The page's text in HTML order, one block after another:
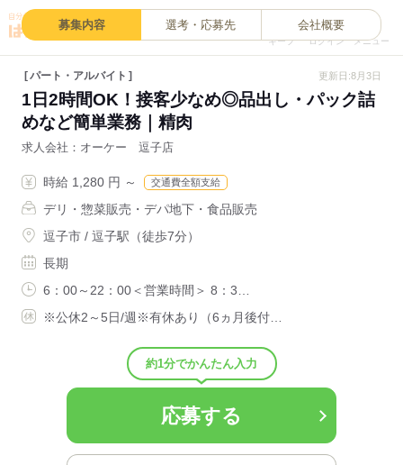
キープ ログイン メニュー
募集内容 選考・応募先 会社概要
パート・アルバイト 更新日:8月3日
1日2時間OK！接客少なめ◎品出し・パック詰
めなど簡単業務｜精肉
求人会社 オーケー 逗子店
時給 1,280 円 ～ 交通費全額支給
デリ・惣菜販売・デパ地下・食品販売
逗子市 / 逗子駅（徒歩7分）
長期
6：00～22：00＜営業時間＞ 8：3…
※公休2～5日/週※有休あり（6ヵ月後付…
約1分でかんたん入力
応募する